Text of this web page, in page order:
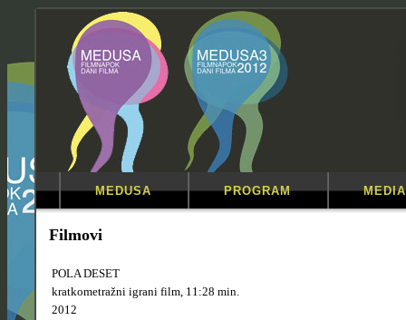
MEDUSA PROGRAM MEDIA
Filmovi
POLA DESET
kratkometražni igrani film, 11:28 min.
2012